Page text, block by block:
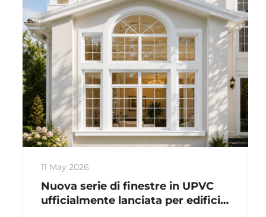
internazionale...
11 May 2026
Nuova serie di finestre in UPVC
ufficialmente lanciata per edifici